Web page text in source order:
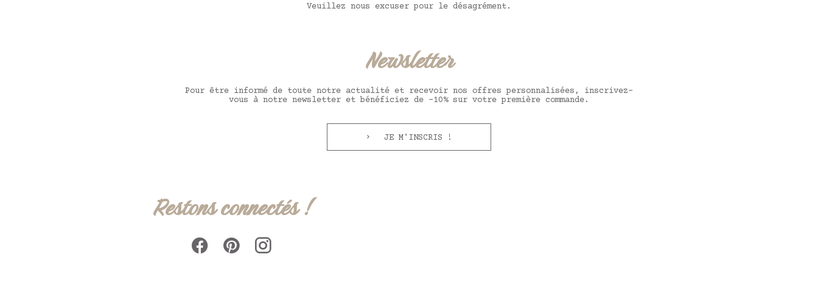
Veuillez nous excuser pour le désagrément.
Newsletter
Pour être informé de toute notre actualité et recevoir nos offres personnalisées, inscrivez-
vous à notre newsletter et bénéficiez de -10% sur votre première commande.
JE M'INSCRIS !
Restons connectés !